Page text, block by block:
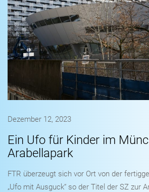
Dezember 12, 2023
Ein Ufo für Kinder im
Arabellapark
FTR überzeugt sich vor Ort von der
„Ufo mit Ausguck“ so der Titel der SZ zur